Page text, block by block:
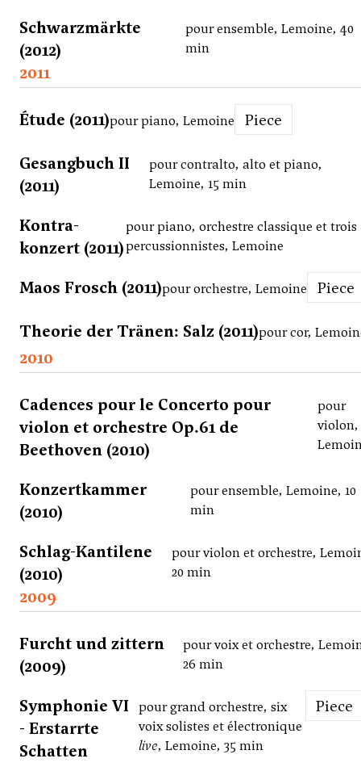
Schwarzmärkte
(2012)
pour ensemble, Lemoine, 40
min
2011
Étude (2011)pour piano, Lemoine Piece
Gesangbuch II
(2011)
pour contralto, alto et piano,
Lemoine, 15 min
Kontra-
konzert (2011)
pour piano, orchestre classique et trois
percussionnistes, Lemoine
Maos Frosch (2011)pour orchestre, Lemoine Piece
Theorie der Tränen: Salz (2011)pour cor,
2010
Cadences pour le Concerto pour
violon et orchestre Op.61 de
Beethoven (2010)
pour
violon,
Konzertkammer
(2010)
pour ensemble, Lemoine, 10
min
Schlag-Kantilene
(2010)
pour violon et orchestre,
20 min
2009
Furcht und zittern
(2009)
pour voix et orchestre,
26 min
Symphonie VI
- Erstarrte
Schatten
pour grand orchestre, six
voix solistes et électronique
live, Lemoine, 35 min
Piece